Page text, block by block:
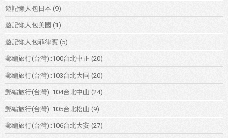
遊記懶人包日本 (9)
遊記懶人包美國 (1)
遊記懶人包菲律賓 (5)
郵編旅行(台灣)::100台北中正 (20)
郵編旅行(台灣)::103台北大同 (20)
郵編旅行(台灣)::104台北中山 (24)
郵編旅行(台灣)::105台北松山 (9)
郵編旅行(台灣)::106台北大安 (27)